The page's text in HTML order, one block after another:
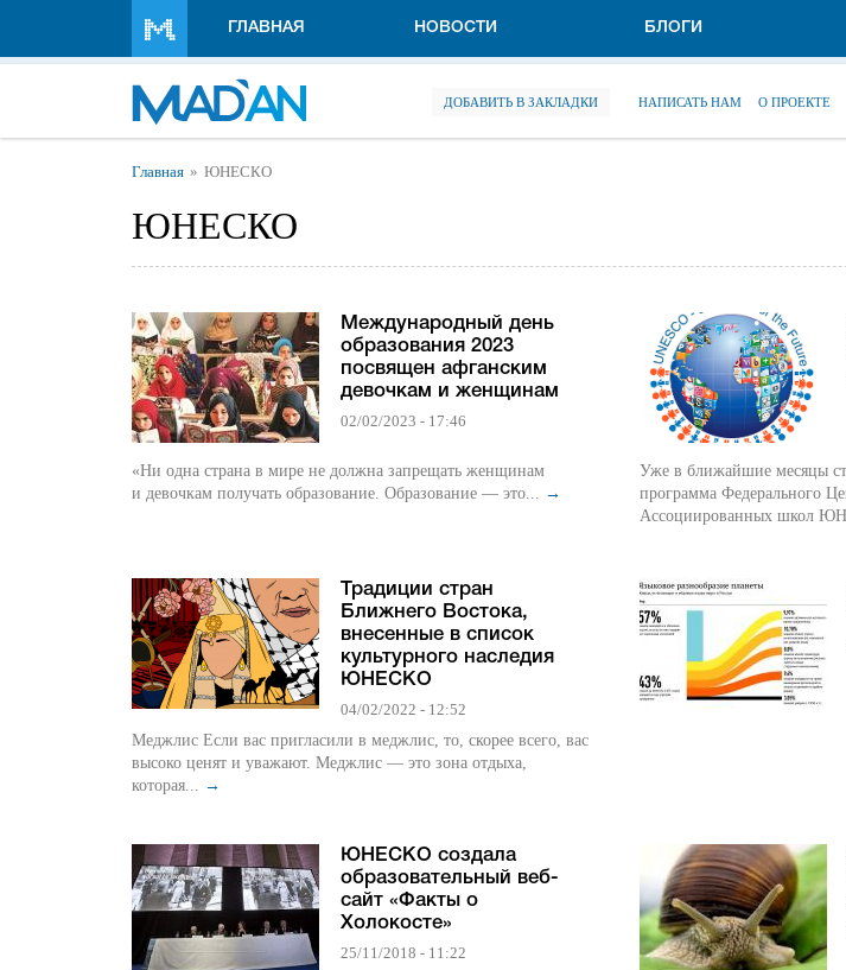
ГЛАВНАЯ НОВОСТИ БЛОГИ
ДОБАВИТЬ В ЗАКЛАДКИ НАПИСАТЬ НАМ О ПРОЕКТЕ
Вы здесь
Главная ЮНЕСКО
ЮНЕСКО
Международный день
образования 2023
посвящен афганским
девочкам и женщинам
02/02/2023 - 17:46
«Ни одна страна в мире не должна запрещать женщинам
и девочкам получать образование. Образование — это... →
Традиции стран
Ближнего Востока,
внесенные в список
культурного наследия
ЮНЕСКО
04/02/2022 - 12:52
Меджлис Если вас пригласили в меджлис, то, скорее всего, вас
высоко ценят и уважают. Меджлис — это зона отдыха,
которая...
→
ЮНЕСКО создала
образовательный веб-
сайт «Факты о
Холокосте»
25/11/2018 - 11:22
Уже в ближайшие месяцы
программа Федерального
Ассоциированных школ